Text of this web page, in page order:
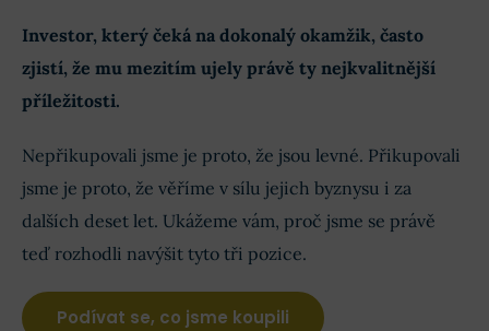
Investor, který čeká na dokonalý okamžik, často
zjistí, že mu mezitím ujely právě ty nejkvalitnější
příležitosti.
Nepřikupovali jsme je proto, že jsou levné. Přikupovali
jsme je proto, že věříme v sílu jejich byznysu i za
dalších deset let. Ukážeme vám, proč jsme se právě
teď rozhodli navýšit tyto tři pozice.
Podívat se, co jsme koupili